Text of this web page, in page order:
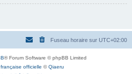
Fuseau horaire sur UTC+02:00
® Forum Software © phpBB Limited
officielle ©Qiaeru